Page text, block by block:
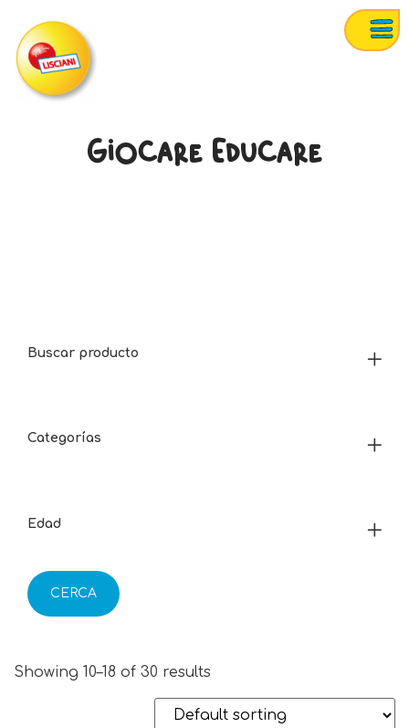
Giocare Educare
Buscar producto
Categorías
Edad
CERCA
Showing 10–18 of 30 results